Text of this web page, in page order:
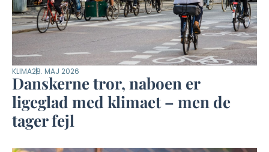
KLIMA28. MAJ 2026
Danskerne tror, naboen er
ligeglad med klimaet – men de
tager fejl